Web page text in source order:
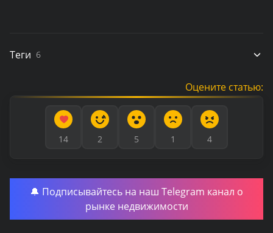
Теги 6
Оцените статью:
14 2 5 1 4
🔔 Подписывайтесь на наш Telegram канал о
рынке недвижимости